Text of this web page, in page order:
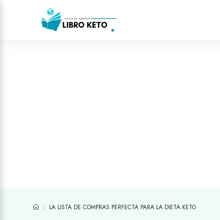
LA LISTA DE COMPRAS PERFECTA PARA LA DIETA KETO